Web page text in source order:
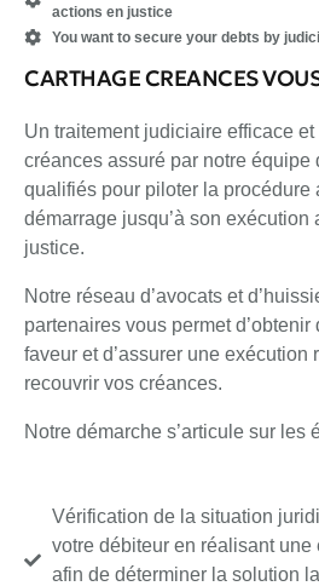
actions en justice
You want to secure your debts by
CARTHAGE CREANCES
Un traitement judiciaire efficace
créances assuré par notre équipe
qualifiés pour piloter la procédure
démarrage jusqu’à son
justice.
Notre réseau d’avocats et
partenaires vous permet
faveur et d’assurer une exécution
recouvrir vos créances.
Notre démarche s’articule sur les
Vérification de la situation
votre débiteur en réalisant
afin de déterminer la solution